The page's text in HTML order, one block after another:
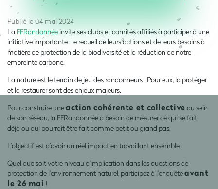
Publié le 04 mai 2024
La FFRandonnée invite ses clubs et comités affiliés à participer à une
initiative importante : le recueil de leurs actions et de leurs besoins à
matière de protection de la biodiversité et la réduction de notre
empreinte carbone.
La nature est le terrain de jeu des randonneurs ! Pour eux, la protéger
et la restaurer sont des enjeux majeurs.
Pour construire uneaction cohérente et collective au sein
de son réseau, la FFRandonnée a besoin de mesurer ce qui se fait
déjà ou qui pourrait être fait comme petit ou grand pas.
L’objectif est d’avoir un réel impact en travaillant ensemble !
Quel que soit votre niveau d’implication dans les questions de
protection de l’environnement naturel, participez à l’enquêteavant
le 26 mai !